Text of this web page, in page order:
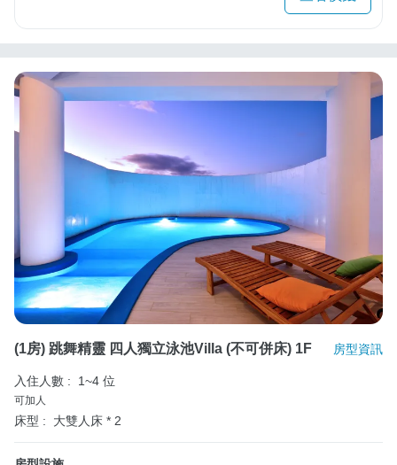
(1房) 跳舞精靈 四人獨立泳池Villa (不可併床) 1F 房型資訊
入住人數 : 1~4 位
可加人
床型 : 大雙人床 * 2